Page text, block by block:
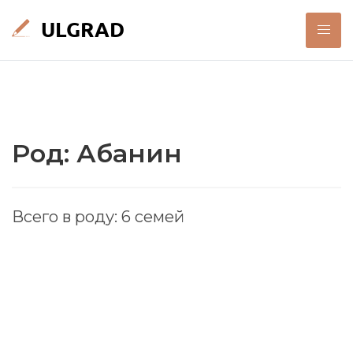
Род: Абанин
Всего в роду: 6 семей